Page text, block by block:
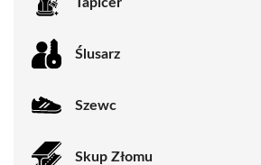
Ślusarz
Szewc
Skup Złomu